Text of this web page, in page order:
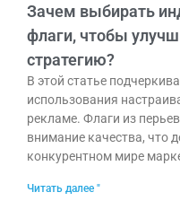
Зачем выбирать
флаги, чтобы
стратегию?
В этой статье
использования
рекламе. Флаги из
внимание качества, что
конкурентном мире
Читать далее "